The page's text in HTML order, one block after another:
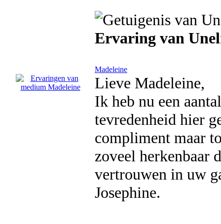
Ervaring van
Madeleine
Lieve Madeleine,
Ik heb nu een
tevredenheid hier
compliment maar
zoveel herkenbaar
vertrouwen in uw
Josephine.